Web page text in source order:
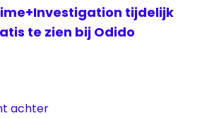
tijdelijk
te zien bij Odido
achter